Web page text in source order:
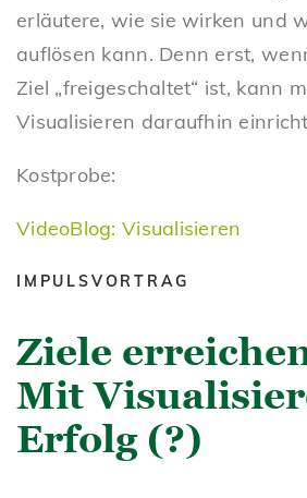
erläutere, wie sie wirken und
auflösen kann. Denn erst,
Ziel „freigeschaltet“ ist, kann
Visualisieren daraufhin
Kostprobe:
VideoBlog: Visualisieren
IMPULSVORTRAG
Ziele
Mit
Erfolg (?)